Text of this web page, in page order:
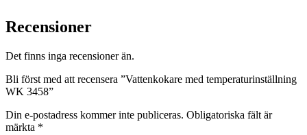
Recensioner
Det finns inga recensioner än.
Bli först med att recensera ”Vattenkokare med temperaturinställning
WK 3458”
Din e-postadress kommer inte publiceras. Obligatoriska fält är
märkta *